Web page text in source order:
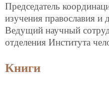
Председатель
изучения православия и
Ведущий научный
отделения Института
Книги